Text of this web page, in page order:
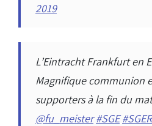
2019
L’Eintracht Frankfurt en
Magnifique communion
supporters à la fin du
@fu_meister #SGE